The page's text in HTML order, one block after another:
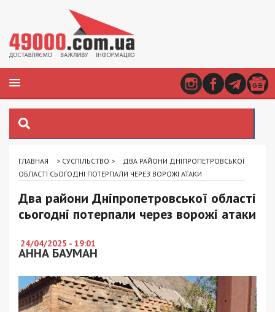
ГЛАВНАЯ > СУСПІЛЬСТВО >
ДВА РАЙОНИ ДНІПРОПЕТРОВСЬКОЇ
ОБЛАСТІ СЬОГОДНІ ПОТЕРПАЛИ ЧЕРЕЗ ВОРОЖІ АТАКИ
Два райони Дніпропетровської області
сьогодні потерпали через ворожі атаки
24/04/2025 - 19:01
АННА БАУМАН